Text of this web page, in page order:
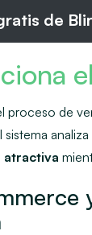
de
proceso de
atractiva